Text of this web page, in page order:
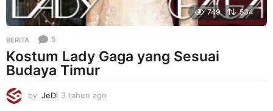
749 534
BERITA 5
Kostum Lady Gaga yang Sesuai
Budaya Timur
by JeDi 3 tahun ago